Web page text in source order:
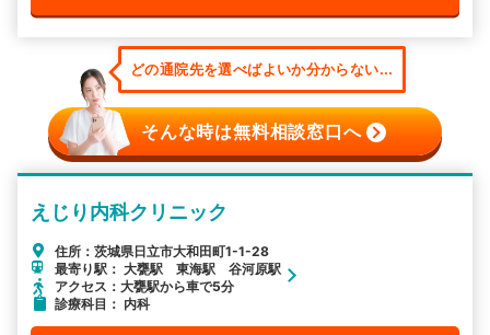
どの通院先を選べばよいか分からない...
そんな時は無料相談窓口へ
えじり内科クリニック
住所：茨城県日立市大和田町1-1-28
最寄り駅： 大甕駅 東海駅 谷河原駅
アクセス：大甕駅から車で5分
診療科目： 内科